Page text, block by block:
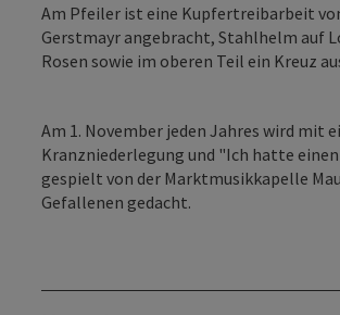
Am Pfeiler ist eine Kupfertreibarbeit
Gerstmayr angebracht, Stahlhelm auf
Rosen sowie im oberen Teil ein Kreuz
Am 1. November jeden Jahres wird mit
Kranzniederlegung und "Ich hatte
gespielt von der Marktmusikkapelle
Gefallenen gedacht.